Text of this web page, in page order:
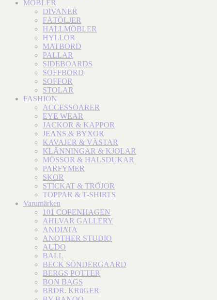
MÖBLER
DIVANER
FÅTÖLJER
HALLMÖBLER
HYLLOR
MATBORD
PALLAR
SIDEBOARDS
SOFFBORD
SOFFOR
STOLAR
FASHION
ACCESSOARER
EYE WEAR
JACKOR & KAPPOR
JEANS & BYXOR
KAVAJER & VÄSTAR
KLÄNNINGAR & KJOLAR
MÖSSOR & HALSDUKAR
PARFYMER
SKOR
STICKAT & TRÖJOR
TOPPAR & T-SHIRTS
Varumärken
101 COPENHAGEN
AHLVAR GALLERY
ANDIATA
ANOTHER STUDIO
AUDO
BALL
BECK SÖNDERGAARD
BERGS POTTER
BON BAGS
BRDR. KRüGER